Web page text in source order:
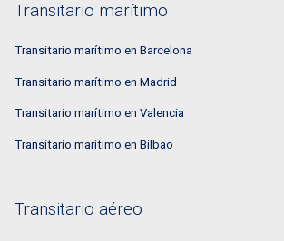
Transitario marítimo
Transitario marítimo en Barcelona
Transitario marítimo en Madrid
Transitario marítimo en Valencia
Transitario marítimo en Bilbao
Transitario aéreo